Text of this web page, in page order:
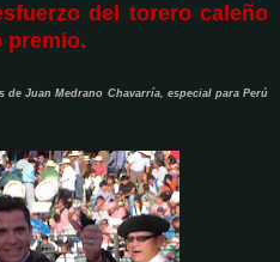
del torero caleño
premio.
de Juan Medrano Chavarría, especial para Perú